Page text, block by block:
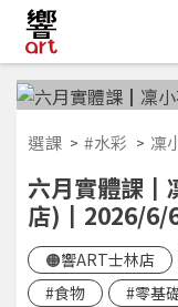
選課 #水彩 凜
六月實體課┃
店)┃2026/6/
🟠響ART士林店
#食物
#零基